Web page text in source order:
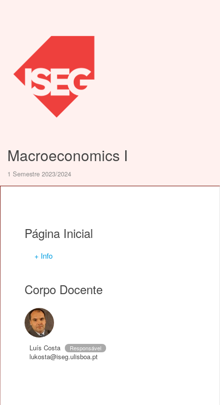
Macroeconomics I
1 Semestre 2023/2024
Página Inicial
+ Info
Corpo Docente
Luís Costa Responsável
lukosta@iseg.ulisboa.pt